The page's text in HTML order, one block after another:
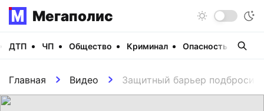
Мегаполис
ДТП ЧП Общество Криминал Опасность
Главная Видео Защитный барьер подбросил